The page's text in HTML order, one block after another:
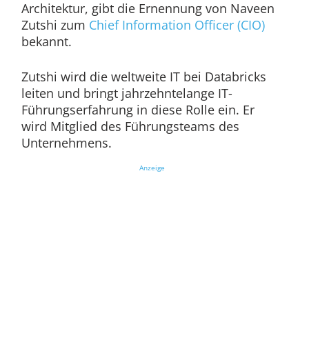
Architektur, gibt die Ernennung von Naveen
Zutshi zum Chief Information Officer (CIO)
bekannt.
Zutshi wird die weltweite IT bei Databricks
leiten und bringt jahrzehntelange IT-
Führungserfahrung in diese Rolle ein. Er
wird Mitglied des Führungsteams des
Unternehmens.
Anzeige